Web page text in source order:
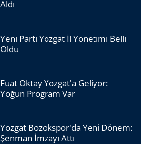
Aldı
Yeni Parti Yozgat İl Yönetimi Belli
Oldu
Fuat Oktay Yozgat'a Geliyor:
Yoğun Program Var
Yozgat Bozokspor'da Yeni Dönem:
Şenman İmzayı Attı